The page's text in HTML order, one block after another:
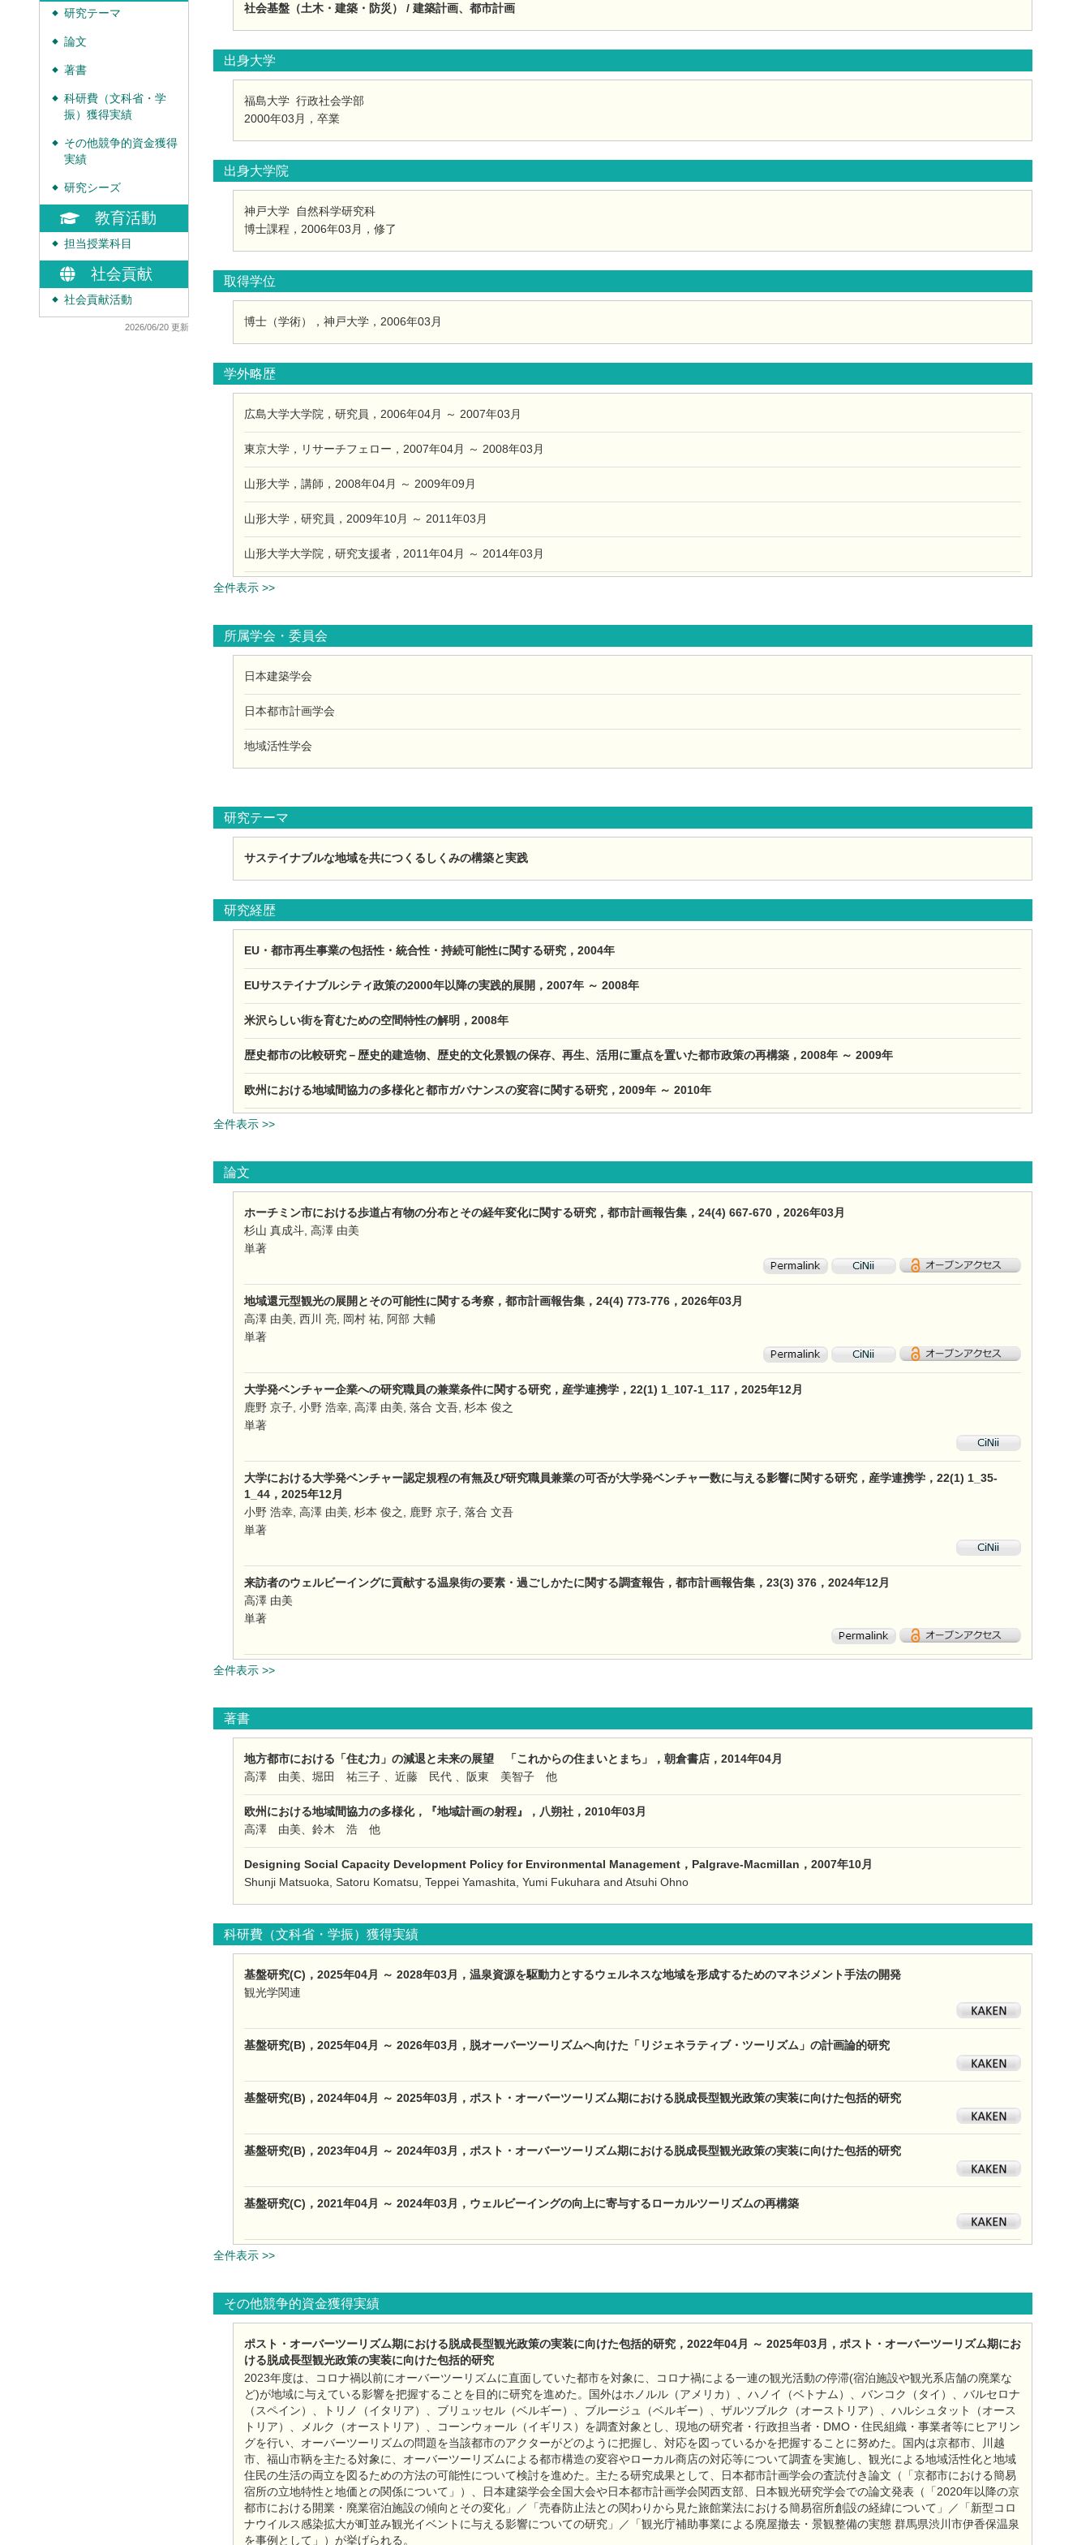
◆ 研究テーマ
◆ 論文
◆ 著書
◆
科研費（文科省・学
振）獲得実績
◆
その他競争的資金獲得
実績
◆ 研究シーズ
教育活動
◆ 担当授業科目
社会貢献
◆ 社会貢献活動
2026/06/20 更新
社会基盤（土木・建築・防災） / 建築計画、都市計画
出身大学
福島大学 行政社会学部
2000年03月，卒業
出身大学院
神戸大学 自然科学研究科
博士課程，2006年03月，修了
取得学位
博士（学術），神戸大学，2006年03月
学外略歴
広島大学大学院，研究員，2006年04月 ～ 2007年03月
東京大学，リサーチフェロー，2007年04月 ～ 2008年03月
山形大学，講師，2008年04月 ～ 2009年09月
山形大学，研究員，2009年10月 ～ 2011年03月
山形大学大学院，研究支援者，2011年04月 ～ 2014年03月
全件表示 >>
所属学会・委員会
日本建築学会
日本都市計画学会
地域活性学会
研究テーマ
サステイナブルな地域を共につくるしくみの構築と実践
研究経歴
EU・都市再生事業の包括性・統合性・持続可能性に関する研究，2004年
EUサステイナブルシティ政策の2000年以降の実践的展開，2007年 ～ 2008年
米沢らしい街を育むための空間特性の解明，2008年
歴史都市の比較研究－歴史的建造物、歴史的文化景観の保存、再生、活用に重点を置いた都市政策の再構築，2008年 ～ 2009年
欧州における地域間協力の多様化と都市ガバナンスの変容に関する研究，2009年 ～ 2010年
全件表示 >>
論文
ホーチミン市における歩道占有物の分布とその経年変化に関する研究，都市計画報告集，24(4) 667-670，2026年03月
杉山 真成⽃, 高澤 由美
単著
地域還元型観光の展開とその可能性に関する考察，都市計画報告集，24(4) 773-776，2026年03月
高澤 由美, 西川 亮, 岡村 祐, 阿部 大輔
単著
大学発ベンチャー企業への研究職員の兼業条件に関する研究，産学連携学，22(1) 1_107-1_117，2025年12月
鹿野 京子, 小野 浩幸, 高澤 由美, 落合 文吾, 杉本 俊之
単著
大学における大学発ベンチャー認定規程の有無及び研究職員兼業の可否が大学発ベンチャー数に与える影響に関する研究，産学連携学，22(1) 1_35-
1_44，2025年12月
小野 浩幸, 高澤 由美, 杉本 俊之, 鹿野 京子, 落合 文吾
単著
来訪者のウェルビーイングに貢献する温泉街の要素・過ごしかたに関する調査報告，都市計画報告集，23(3) 376，2024年12月
高澤 由美
単著
全件表示 >>
著書
地方都市における「住む力」の減退と未来の展望 「これからの住まいとまち」，朝倉書店，2014年04月
高澤 由美、堀田 祐三子 、近藤 民代 、阪東 美智子 他
欧州における地域間協力の多様化，『地域計画の射程』，八朔社，2010年03月
高澤 由美、鈴木 浩 他
Designing Social Capacity Development Policy for Environmental Management，Palgrave-Macmillan，2007年10月
Shunji Matsuoka, Satoru Komatsu, Teppei Yamashita, Yumi Fukuhara and Atsuhi Ohno
科研費（文科省・学振）獲得実績
基盤研究(C)，2025年04月 ～ 2028年03月，温泉資源を駆動力とするウェルネスな地域を形成するためのマネジメント手法の開発
観光学関連
基盤研究(B)，2025年04月 ～ 2026年03月，脱オーバーツーリズムへ向けた「リジェネラティブ・ツーリズム」の計画論的研究
基盤研究(B)，2024年04月 ～ 2025年03月，ポスト・オーバーツーリズム期における脱成長型観光政策の実装に向けた包括的研究
基盤研究(B)，2023年04月 ～ 2024年03月，ポスト・オーバーツーリズム期における脱成長型観光政策の実装に向けた包括的研究
基盤研究(C)，2021年04月 ～ 2024年03月，ウェルビーイングの向上に寄与するローカルツーリズムの再構築
全件表示 >>
その他競争的資金獲得実績
ポスト・オーバーツーリズム期における脱成長型観光政策の実装に向けた包括的研究，2022年04月 ～ 2025年03月，ポスト・オーバーツーリズム期にお
ける脱成長型観光政策の実装に向けた包括的研究
2023年度は、コロナ禍以前にオーバーツーリズムに直面していた都市を対象に、コロナ禍による一連の観光活動の停滞(宿泊施設や観光系店舗の廃業な
ど)が地域に与えている影響を把握することを目的に研究を進めた。国外はホノルル（アメリカ）、ハノイ（ベトナム）、バンコク（タイ）、バルセロナ
（スペイン）、トリノ（イタリア）、ブリュッセル（ベルギー）、ブルージュ（ベルギー）、ザルツブルク（オーストリア）、ハルシュタット（オース
トリア）、メルク（オーストリア）、コーンウォール（イギリス）を調査対象とし、現地の研究者・行政担当者・DMO・住民組織・事業者等にヒアリン
グを行い、オーバーツーリズムの問題を当該都市のアクターがどのように把握し、対応を図っているかを把握することに努めた。国内は京都市、川越
市、福山市鞆を主たる対象に、オーバーツーリズムによる都市構造の変容やローカル商店の対応等について調査を実施し、観光による地域活性化と地域
住民の生活の両立を図るための方法の可能性について検討を進めた。主たる研究成果として、日本都市計画学会の査読付き論文（「京都市における簡易
宿所の立地特性と地価との関係について」）、日本建築学会全国大会や日本都市計画学会関西支部、日本観光研究学会での論文発表（「2020年以降の京
都市における開業・廃業宿泊施設の傾向とその変化」／「売春防止法との関わりから見た旅館業法における簡易宿所創設の経緯について」／「新型コロ
ナウイルス感染拡大が町並み観光イベントに与える影響についての研究」／「観光庁補助事業による廃屋撤去・景観整備の実態 群馬県渋川市伊香保温泉
を事例として」）が挙げられる。